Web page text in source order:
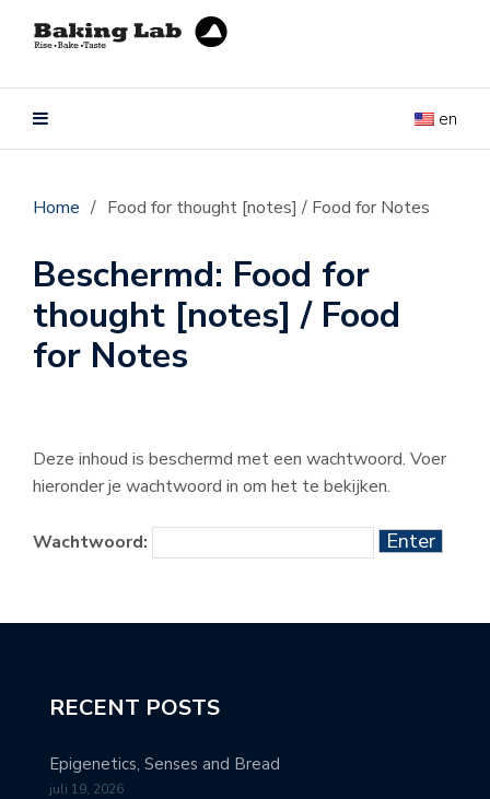
en
Home / Food for thought [notes] / Food for Notes
Beschermd: Food for
thought [notes] / Food
for Notes
Deze inhoud is beschermd met een wachtwoord. Voer
hieronder je wachtwoord in om het te bekijken.
Wachtwoord:
RECENT POSTS
Epigenetics, Senses and Bread
juli 19, 2026